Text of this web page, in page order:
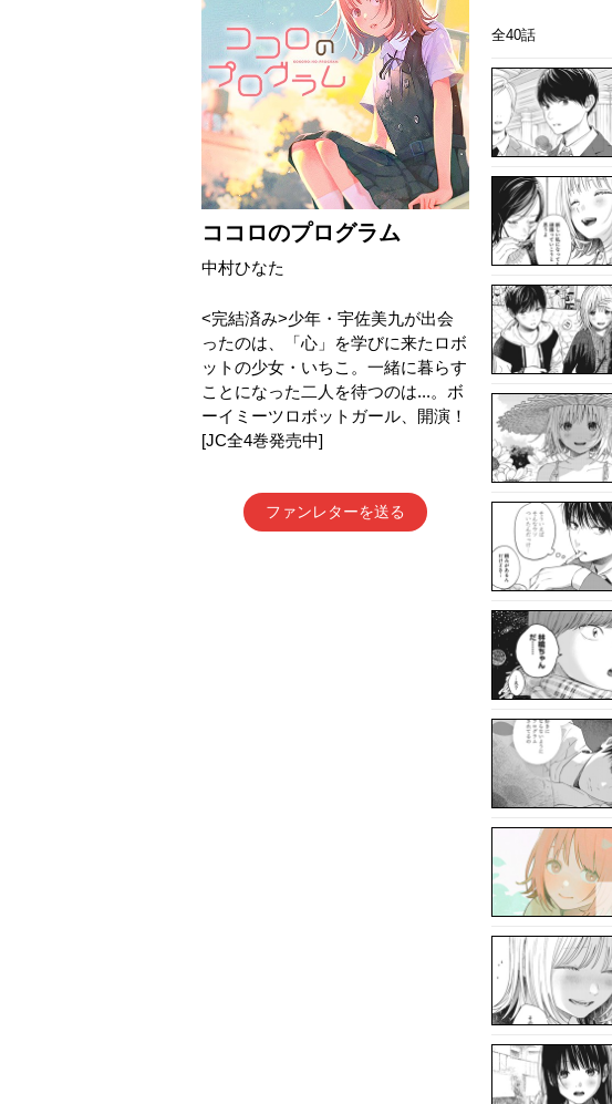
ココロのプログラム
中村ひなた
<完結済み>少年・宇佐美九が出会
ったのは、「心」を学びに来たロボ
ットの少女・いちこ。一緒に暮らす
ことになった二人を待つのは...。ボ
ーイミーツロボットガール、開演！
[JC全4巻発売中]
ファンレターを送る
全40話